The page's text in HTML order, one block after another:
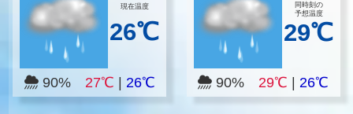
現在温度
26℃
90% 27℃ 26℃
同時刻の
予想温度
29℃
90%29℃ |26℃